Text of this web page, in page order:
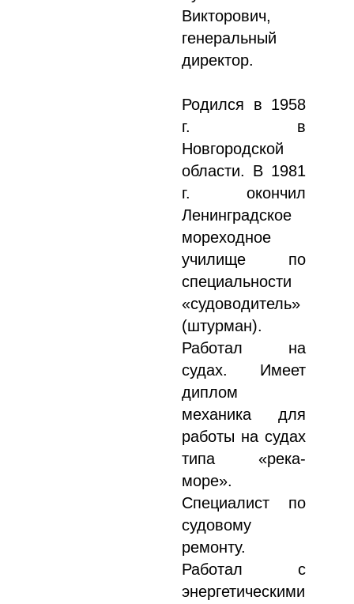
Викторович,
генеральный
директор.
Родился в 1958
г. в
Новгородской
области. В 1981
г. окончил
Ленинградское
мореходное
училище по
специальности
«судоводитель»
(штурман).
Работал на
судах. Имеет
диплом
механика для
работы на судах
типа «река-
море».
Специалист по
судовому
ремонту.
Работал с
энергетическими